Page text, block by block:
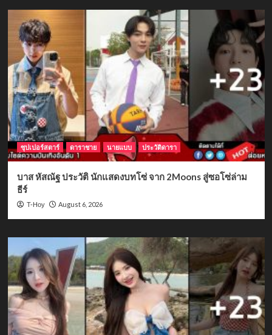
ซุปเปอร์สตาร์ ดาราชาย นายแบบ ประวัติดารา
บาส หัสณัฐ ประวัติ นักแสดงบทโซ่ จาก 2Moons สู่ซอโซ่ล่าม
ธีร์
T-Hoy August 6, 2026